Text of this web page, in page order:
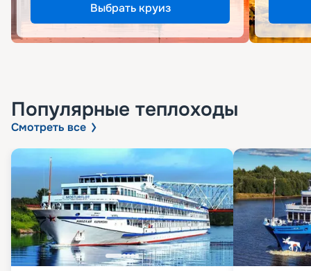
Выбрать круиз
Популярные теплоходы
Смотреть все